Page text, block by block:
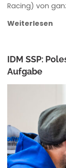
Racing) von
Weiterlesen
IDM SSP:
Aufgabe